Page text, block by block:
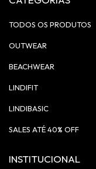
TODOS OS PRODUTOS
OUTWEAR
BEACHWEAR
LINDIFIT
LINDIBASIC
SALES ATÉ 40% OFF
INSTITUCIONAL